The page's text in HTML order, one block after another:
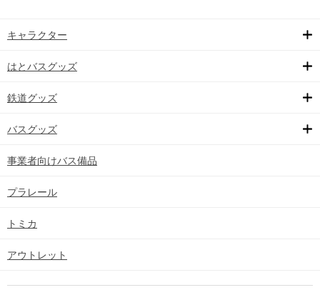
キャラクター
はとバスグッズ
鉄道グッズ
バスグッズ
事業者向けバス備品
プラレール
トミカ
アウトレット